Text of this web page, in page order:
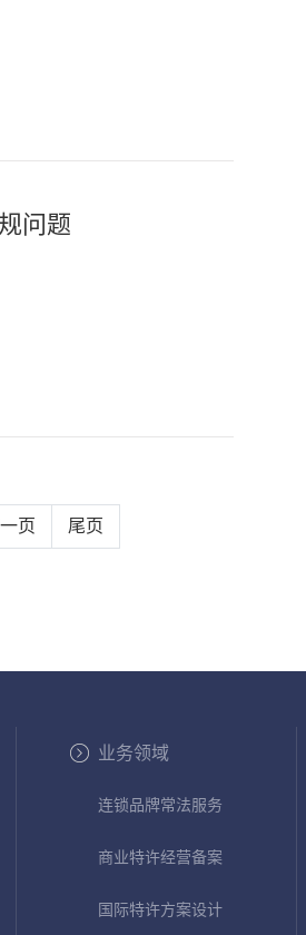
问题
页 尾页
业务领域
连锁品牌常法服务
商业特许经营备案
国际特许方案设计